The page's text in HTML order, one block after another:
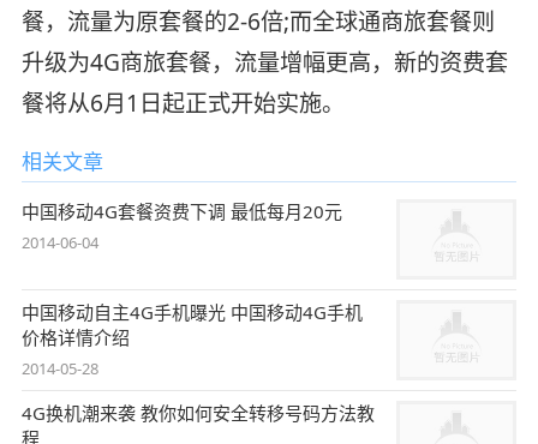
餐，流量为原套餐的2-6倍;而全球通商旅套餐则
升级为4G商旅套餐，流量增幅更高，新的资费套
餐将从6月1日起正式开始实施。
相关文章
中国移动4G套餐资费下调 最低每月20元
2014-06-04
中国移动自主4G手机曝光 中国移动4G手机
价格详情介绍
2014-05-28
4G换机潮来袭 教你如何安全转移号码方法教
程